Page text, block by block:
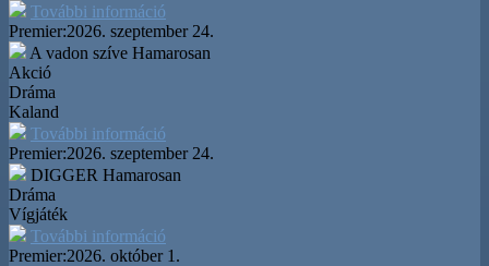
További információ
Premier:2026. szeptember 24.
A vadon szíve Hamarosan
Akció
Dráma
Kaland
További információ
Premier:2026. szeptember 24.
DIGGER Hamarosan
Dráma
Vígjáték
További információ
Premier:2026. október 1.